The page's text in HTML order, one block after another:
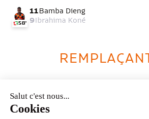
11 Bamba Dieng
9 Ibrahima Koné
58'